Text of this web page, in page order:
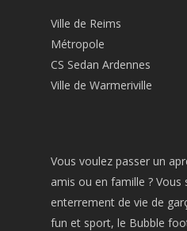
Ville de Reims
Métropole
CS Sedan Ardennes
Ville de Warmeriville
Vous voulez passer un
amis ou en famille ?
enterrement de vie de
fun et sport, le Bubble